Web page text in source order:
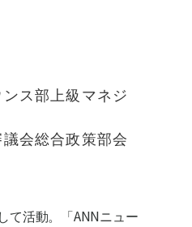
ス部上級マネジ
会総合政策部会
て活動。「ANNニュー